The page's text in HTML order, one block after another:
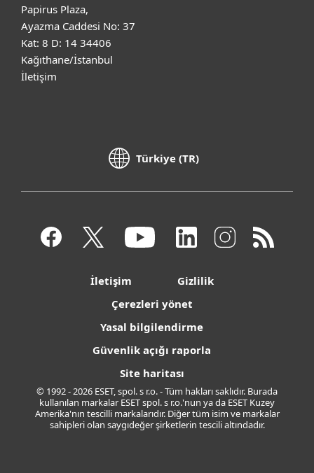
Papirus Plaza,
Ayazma Caddesi No: 37
Kat: 8 D: 14 34406
Kağıthane/İstanbul
İletişim
Türkiye (TR)
İletişim
Gizlilik
Çerezleri yönet
Yasal bilgilendirme
Güvenlik açığı raporla
Site haritası
© 1992 - 2026 ESET, spol. s r.o. - Tüm hakları saklıdır. Burada
kullanılan markalar ESET spol. s r.o.'nun ya da ESET Kuzey
Amerika'nın tescilli markalarıdır. Diğer tüm isim ve markalar
sahipleri olan saygıdeğer şirketlerin tescili altındadır.